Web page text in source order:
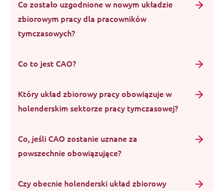
Co zostało uzgodnione w nowym układzie
zbiorowym pracy dla pracowników
tymczasowych?
Co to jest CAO?
Który układ zbiorowy pracy obowiązuje w
holenderskim sektorze pracy tymczasowej?
Co, jeśli CAO zostanie uznane za
powszechnie obowiązujące?
Czy obecnie holenderski układ zbiorowy